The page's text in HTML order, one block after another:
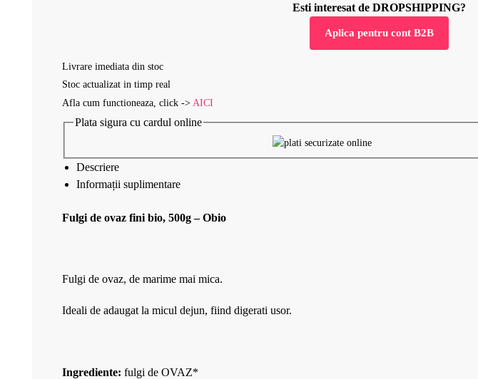
Esti interesat de DROPSHIPPING?
Aplica pentru cont B2B
Livrare imediata din stoc
Stoc actualizat in timp real
Afla cum functioneaza, click -> AICI
Plata sigura cu cardul online
Descriere
Informații suplimentare
Fulgi de ovaz fini bio, 500g – Obio
Fulgi de ovaz, de marime mai mica.
Ideali de adaugat la micul dejun, fiind digerati usor.
Ingrediente: fulgi de OVAZ*